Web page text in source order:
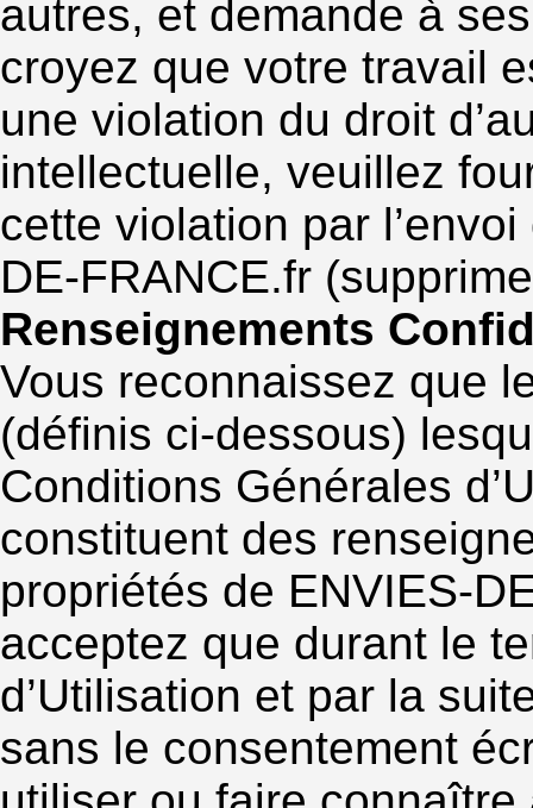
autres, et demande à
croyez que votre travail
une violation du droit
intellectuelle, veuillez
cette violation par
DE-FRANCE.fr
Renseignements
Vous reconnaissez que
(définis ci-dessous)
Conditions Générales
constituent des
propriétés de ENVIES-
acceptez que durant le
d’Utilisation et par la
sans le consentement